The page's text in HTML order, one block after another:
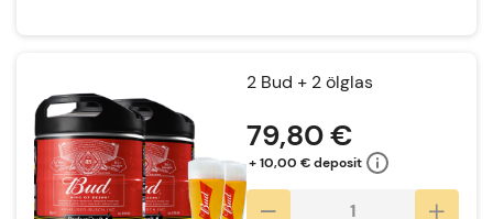
2 Bud + 2 ölglas
79,80 €
+ 10,00 € deposit